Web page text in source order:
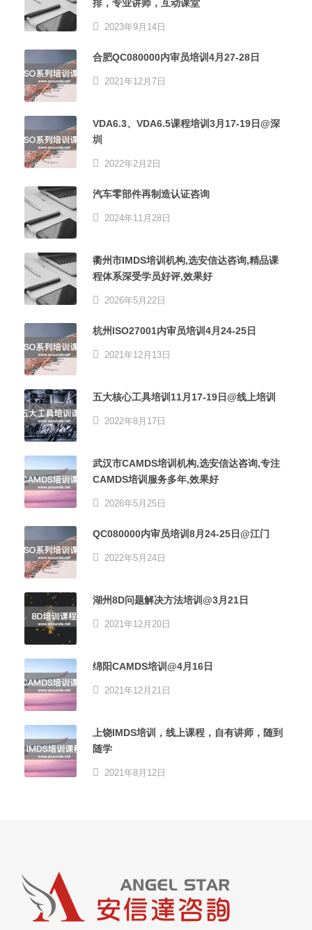
排，专业讲师，互动课堂
2023年9月14日
合肥QC080000内审员培训4月27-28日
2021年12月7日
VDA6.3、VDA6.5课程培训3月17-19日@深
圳
2022年2月2日
汽车零部件再制造认证咨询
2024年11月28日
衢州市IMDS培训机构,选安信达咨询,精品课
程体系深受学员好评,效果好
2026年5月22日
杭州ISO27001内审员培训4月24-25日
2021年12月13日
五大核心工具培训11月17-19日@线上培训
2022年8月17日
武汉市CAMDS培训机构,选安信达咨询,专注
CAMDS培训服务多年,效果好
2026年5月25日
QC080000内审员培训8月24-25日@江门
2022年5月24日
湖州8D问题解决方法培训@3月21日
2021年12月20日
绵阳CAMDS培训@4月16日
2021年12月21日
上饶IMDS培训，线上课程，自有讲师，随到
随学
2021年8月12日